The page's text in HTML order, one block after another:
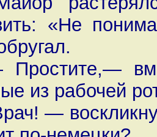
«Не
из рабочей
—